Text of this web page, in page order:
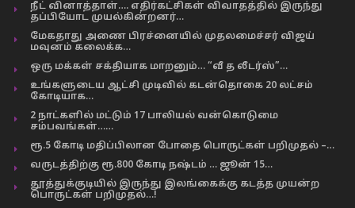
நீட் வினாத்தாள்…. எதிர்கட்சிகள் விவாதத்தில் இருந்து
தப்பியோட முயல்கின்றனர்…
மேகதாது அணை பிரச்னையில் முதலமைச்சர் விஜய்
மவுனம் கலைக்க…
ஒரு மக்கள் சக்தியாக மாறனும்… “வீ த லீடர்ஸ்”…
உங்களுடைய ஆட்சி முடிவில் கடன்தொகை 20 லட்சம்
கோடியாக…
2 நாட்களில் மட்டும் 17 பாலியல் வன்கொடுமை
சம்பவங்கள்……
ரூ.5 கோடி மதிப்பிலான போதை பொருட்கள் பறிமுதல் –…
வருடத்திற்கு ரூ.800 கோடி நஷ்டம் … ஜூன் 15…
தூத்துக்குடியில் இருந்து இலங்கைக்கு கடத்த முயன்ற
பொருட்கள் பறிமுதல்…!